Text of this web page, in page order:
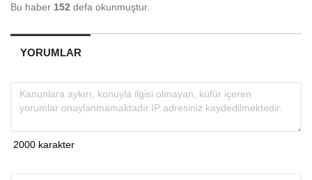
Bu haber 152 defa okunmuştur.
YORUMLAR